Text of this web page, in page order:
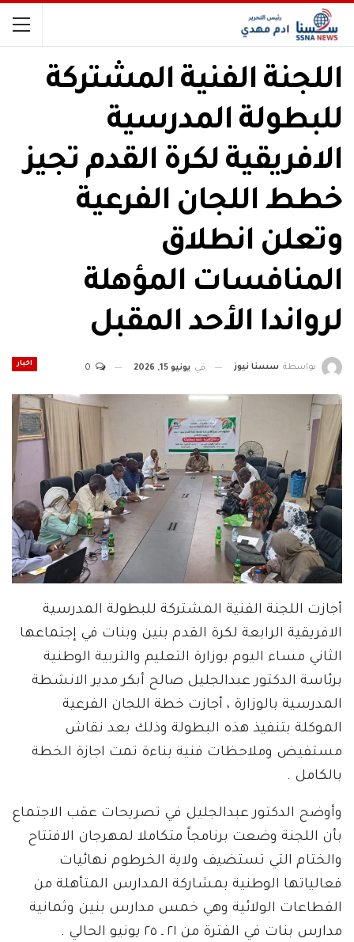
اللجنة الفنية المشتركة
للبطولة المدرسية
الافريقية لكرة القدم تجيز
خطط اللجان الفرعية
وتعلن انطلاق
المنافسات المؤهلة
لرواندا الأحد المقبل
اخبار بواسطة سسنا نيوز في يونيو 15, 2026
أجازت اللجنة الفنية المشتركة للبطولة المدرسية
الافريقية الرابعة لكرة القدم بنين وبنات في إجتماعها
الثاني مساء اليوم بوزارة التعليم والتربية الوطنية
برئاسة الدكتور عبدالجليل صالح أبكر مدير الانشطة
المدرسية بالوزارة ، أجازت خطة اللجان الفرعية
الموكلة بتنفيذ هذه البطولة وذلك بعد نقاش
مستفيض وملاحظات فنية بناءة تمت اجازة الخطة
بالكامل .
وأوضح الدكتور عبدالجليل في تصريحات عقب الاجتماع
بأن اللجنة وضعت برنامجاً متكاملا لمهرجان الافتتاح
والختام التي تستضيف ولاية الخرطوم نهائيات
فعالياتها الوطنية بمشاركة المدارس المتأهلة من
القطاعات الولائية وهي خمس مدارس بنين وثمانية
مدارس بنات في الفترة من ٢١ ـ ٢٥ يونيو الحالي .